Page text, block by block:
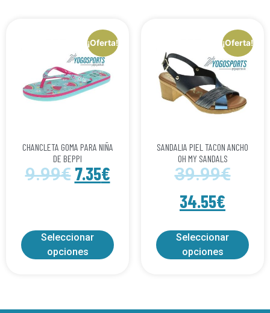
¡Oferta!
CHANCLETA GOMA PARA NIÑA
DE BEPPI
9.99€ 7.35€
Seleccionar
opciones
¡Oferta!
SANDALIA PIEL TACON ANCHO
OH MY SANDALS
39.99€
34.55€
Seleccionar
opciones